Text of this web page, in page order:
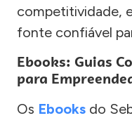
competitividade,
fonte confiável
Ebooks: Guias
para
Os Ebooks do